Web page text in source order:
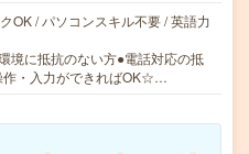
OK / パソコンスキル不要 / 英語力
境に抵抗のない方●電話対応の抵
作・入力ができればOK☆…